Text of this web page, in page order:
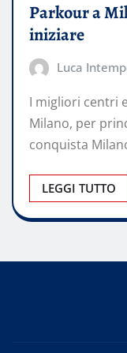
Parkour a
iniziare
Luca
I migliori centri
Milano, per
conquista
LEGGI TUTTO